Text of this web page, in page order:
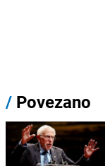
/ Povezano